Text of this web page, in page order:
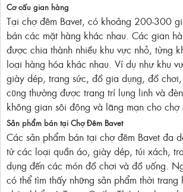
Cơ cấu gian hàng
Tại chợ đêm Bavet, có khoảng 200-300
bán các mặt hàng khác nhau. Các gian
được chia thành nhiều khu vực nhỏ, từng
loại hàng hóa khác nhau. Ví dụ như khu
giày dép, trang sức, đồ gia dụng, đồ
cũng thường được trang trí lung linh và
không gian sôi động và lãng mạn cho chợ
Sản phẩm bán tại Chợ Đêm Bavet
Các sản phẩm bán tại chợ đêm Bavet đa
từ các loại quần áo, giày dép, túi xách,
dụng đến các món đồ chơi và đồ uống.
có thể tìm thấy những sản phẩm thời